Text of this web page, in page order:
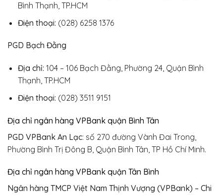
Bình Thạnh, TP.HCM
Điện thoại: (028) 6258 1376
PGD Bạch Đằng
Địa chỉ: 104 – 106 Bạch Đằng, Phường 24, Quận Bình
Thạnh, TP.HCM
Điện thoại: (028) 3511 9151
Địa chỉ ngân hàng VPBank quận Bình Tân
PGD VPBank An Lạc: số 270 đường Vành Đai Trong,
Phường Bình Trị Đông B, Quận Bình Tân, TP Hồ Chí Minh.
Địa chỉ ngân hàng VPBank quận Tân Bình
Ngân hàng TMCP Việt Nam Thịnh Vượng (VPBank) – Chi